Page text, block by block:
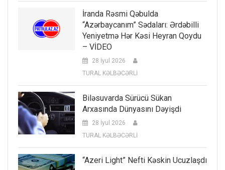
İranda Rəsmi Qəbulda
“Azərbaycanım” Sədaları: Ərdəbilli
Yeniyetmə Hər Kəsi Heyran Qoydu
– VİDEO
28 İyul 2026
TURAL KƏLBƏCƏRLİ
Biləsuvarda Sürücü Sükan
Arxasında Dünyasını Dəyişdi
28 İyul 2026
TURAL KƏLBƏCƏRLİ
“Azeri Light” Nefti Kəskin Ucuzlaşdı